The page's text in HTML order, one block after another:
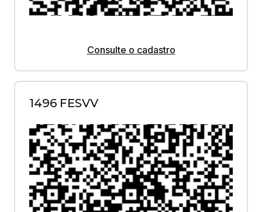
Consulte o cadastro
1496 FESVV